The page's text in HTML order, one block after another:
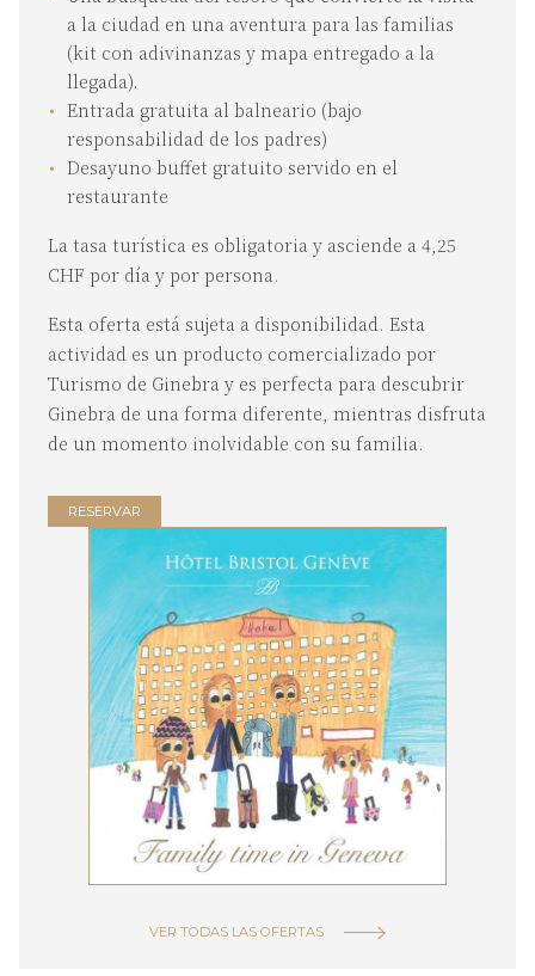
a la ciudad en una aventura para las familias
(kit con adivinanzas y mapa entregado a la
llegada).
Entrada gratuita al balneario (bajo
responsabilidad de los padres)
Desayuno buffet gratuito servido en el
restaurante
La tasa turística es obligatoria y asciende a 4,25
CHF por día y por persona.
Esta oferta está sujeta a disponibilidad. Esta
actividad es un producto comercializado por
Turismo de Ginebra y es perfecta para descubrir
Ginebra de una forma diferente, mientras disfruta
de un momento inolvidable con su familia.
RESERVAR
VER TODAS LAS OFERTAS